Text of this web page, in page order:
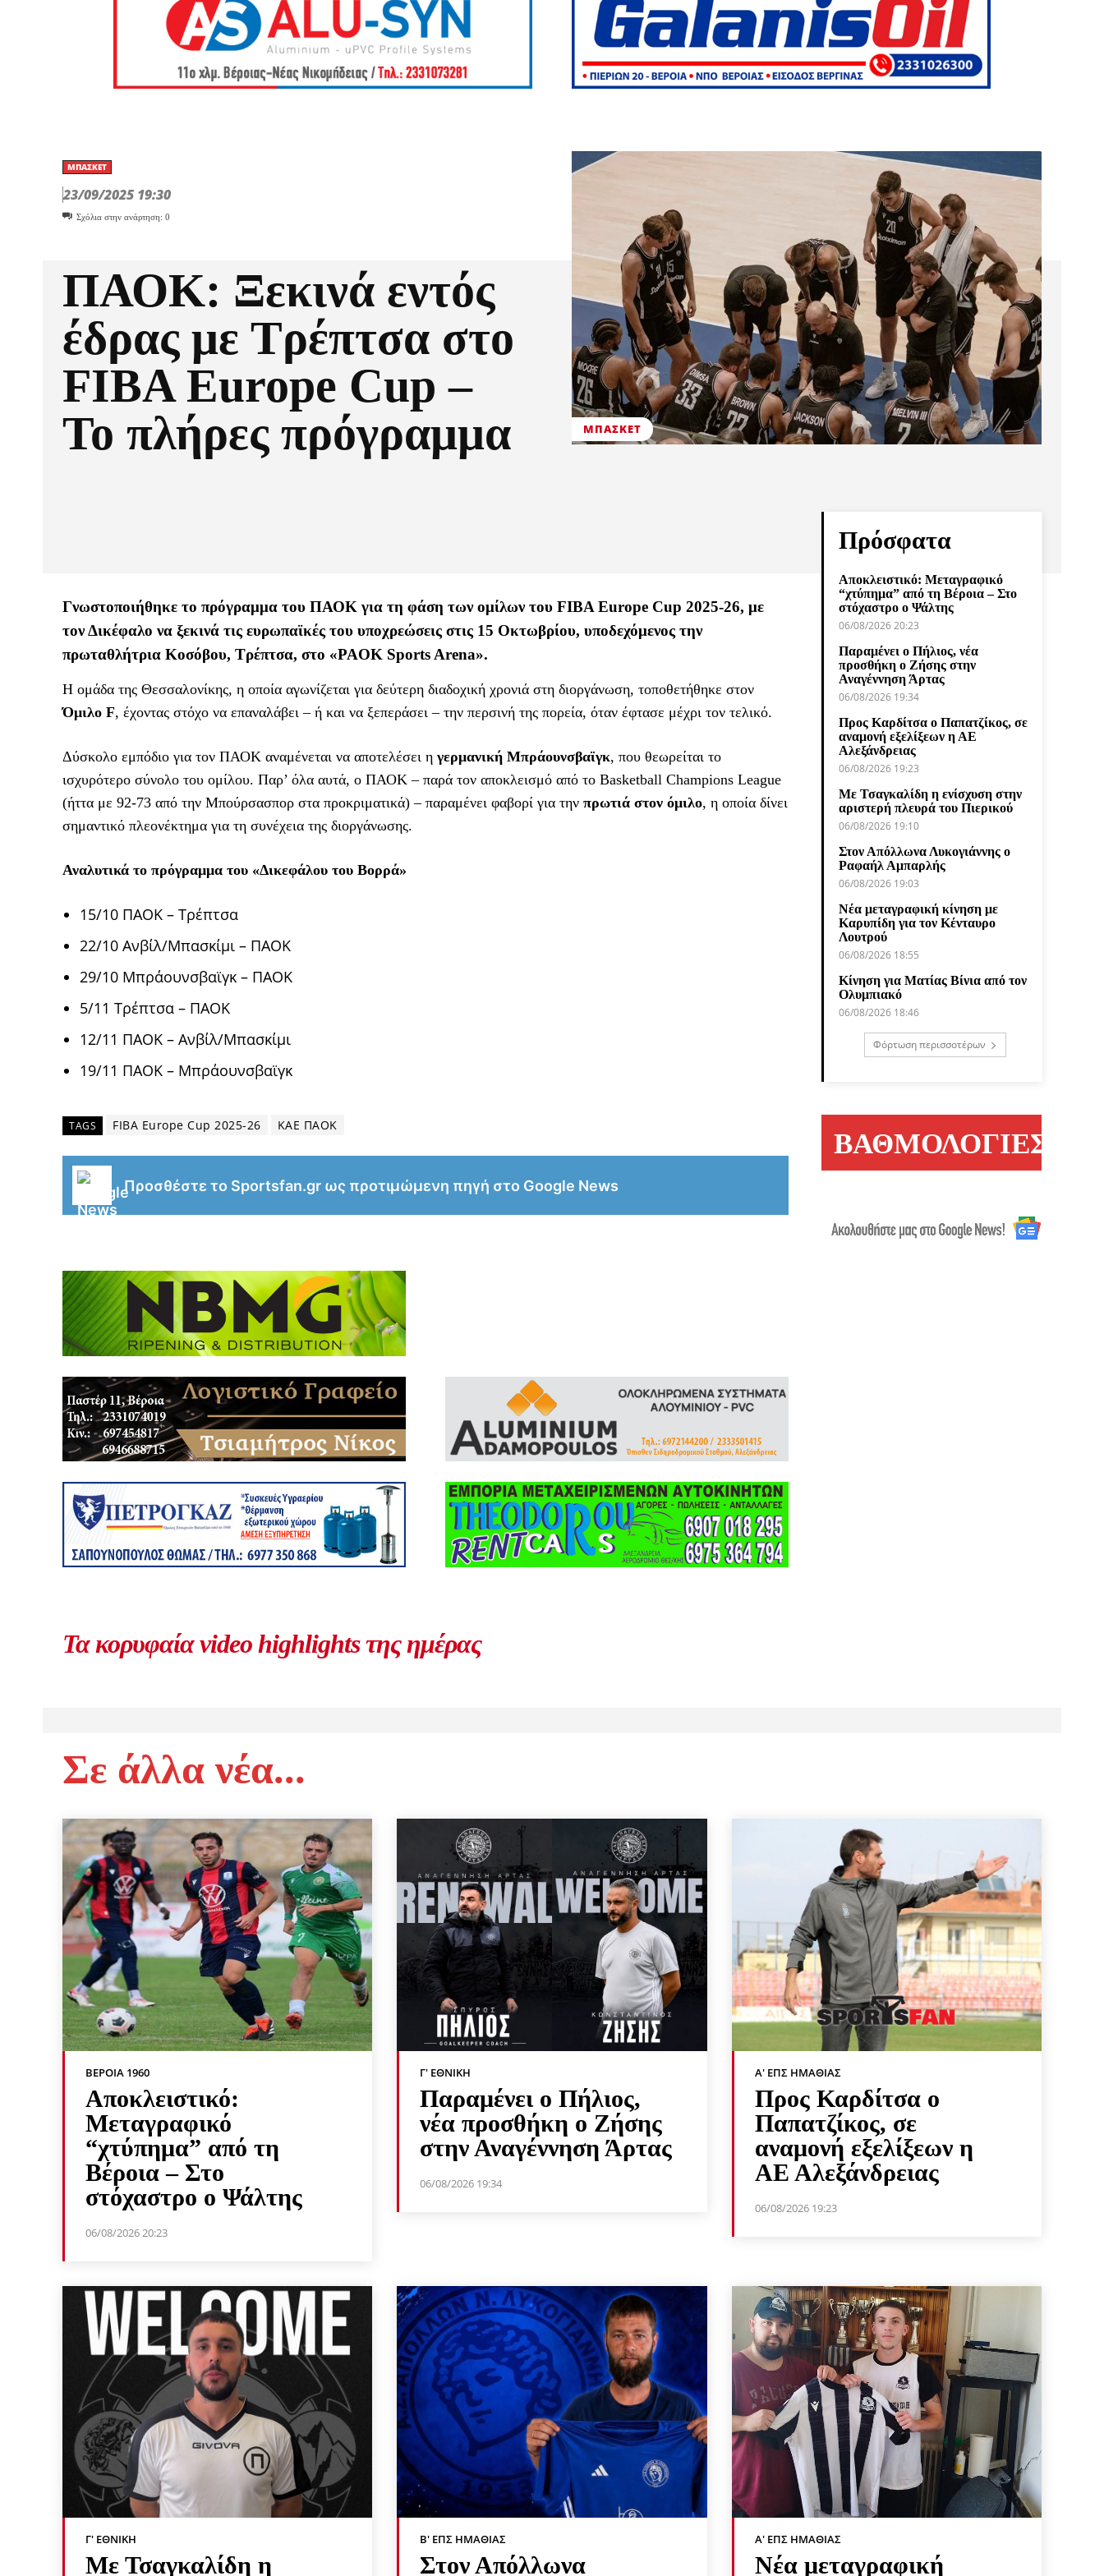
ΜΠΆΣΚΕΤ
23/09/2025 19:30
Σχόλια στην ανάρτηση: 0
ΠΑΟΚ: Ξεκινά εντός
έδρας με Τρέπτσα στο
FIBA Europe Cup –
Το πλήρες πρόγραμμα
ΜΠΆΣΚΕΤ
Γνωστοποιήθηκε το πρόγραμμα του ΠΑΟΚ για τη φάση των ομίλων του FIBA Europe Cup 2025-26, με
τον Δικέφαλο να ξεκινά τις ευρωπαϊκές του υποχρεώσεις στις 15 Οκτωβρίου, υποδεχόμενος την
πρωταθλήτρια Κοσόβου, Τρέπτσα, στο «PAOK Sports Arena».
Η ομάδα της Θεσσαλονίκης, η οποία αγωνίζεται για δεύτερη διαδοχική χρονιά στη διοργάνωση, τοποθετήθηκε στον
Όμιλο F, έχοντας στόχο να επαναλάβει – ή και να ξεπεράσει – την περσινή της πορεία, όταν έφτασε μέχρι τον τελικό.
Δύσκολο εμπόδιο για τον ΠΑΟΚ αναμένεται να αποτελέσει η γερμανική Μπράουνσβαϊγκ, που θεωρείται το
ισχυρότερο σύνολο του ομίλου. Παρ’ όλα αυτά, ο ΠΑΟΚ – παρά τον αποκλεισμό από το Basketball Champions League
(ήττα με 92-73 από την Μπούρσασπορ στα προκριματικά) – παραμένει φαβορί για την πρωτιά στον όμιλο, η οποία δίνει
σημαντικό πλεονέκτημα για τη συνέχεια της διοργάνωσης.
Αναλυτικά το πρόγραμμα του «Δικεφάλου του Βορρά»
15/10 ΠΑΟΚ – Τρέπτσα
22/10 Ανβίλ/Μπασκίμι – ΠΑΟΚ
29/10 Μπράουνσβαϊγκ – ΠΑΟΚ
5/11 Τρέπτσα – ΠΑΟΚ
12/11 ΠΑΟΚ – Ανβίλ/Μπασκίμι
19/11 ΠΑΟΚ – Μπράουνσβαϊγκ
TAGS FIBA Europe Cup 2025-26 ΚΑΕ ΠΑΟΚ
Προσθέστε το Sportsfan.gr ως προτιμώμενη πηγή στο Google News
Τα κορυφαία video highlights της ημέρας
Πρόσφατα
Αποκλειστικό: Μεταγραφικό
“χτύπημα” από τη Βέροια – Στο
στόχαστρο ο Ψάλτης
06/08/2026 20:23
Παραμένει ο Πήλιος, νέα
προσθήκη ο Ζήσης στην
Αναγέννηση Άρτας
06/08/2026 19:34
Προς Καρδίτσα ο Παπατζίκος, σε
αναμονή εξελίξεων η ΑΕ
Αλεξάνδρειας
06/08/2026 19:23
Με Τσαγκαλίδη η ενίσχυση στην
αριστερή πλευρά του Πιερικού
06/08/2026 19:10
Στον Απόλλωνα Λυκογιάννης ο
Ραφαήλ Αμπαρλής
06/08/2026 19:03
Νέα μεταγραφική κίνηση με
Καρυπίδη για τον Κένταυρο
Λουτρού
06/08/2026 18:55
Κίνηση για Ματίας Βίνια από τον
Ολυμπιακό
06/08/2026 18:46
Φόρτωση περισσοτέρων
ΒΑΘΜΟΛΟΓΙΕΣ
Σε άλλα νέα...
ΒΕΡΟΙΑ 1960
Αποκλειστικό:
Μεταγραφικό
“χτύπημα” από τη
Βέροια – Στο
στόχαστρο ο Ψάλτης
06/08/2026 20:23
Γ' ΕΘΝΙΚΉ
Παραμένει ο Πήλιος,
νέα προσθήκη ο Ζήσης
στην Αναγέννηση Άρτας
06/08/2026 19:34
Α' ΕΠΣ ΗΜΑΘΊΑΣ
Προς Καρδίτσα ο
Παπατζίκος, σε
αναμονή εξελίξεων η
ΑΕ Αλεξάνδρειας
06/08/2026 19:23
Γ' ΕΘΝΙΚΉ
Με Τσαγκαλίδη η
Β' ΕΠΣ ΗΜΑΘΊΑΣ
Στον Απόλλωνα
Α' ΕΠΣ ΗΜΑΘΊΑΣ
Νέα μεταγραφική